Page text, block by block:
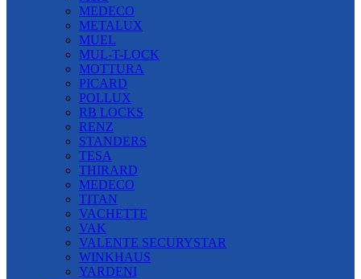
MEDECO
METALUX
MUEL
MUL-T-LOCK
MOTTURA
PICARD
POLLUX
RB LOCKS
RENZ
STANDERS
TESA
THIRARD
MEDECO
TITAN
VACHETTE
VAK
VALENTE SECURYSTAR
WINKHAUS
YARDENI